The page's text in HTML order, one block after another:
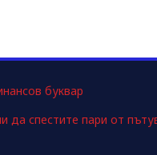
буквар
да спестите пари от